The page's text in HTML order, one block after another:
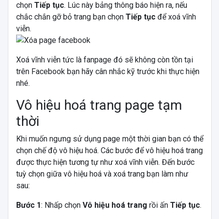
chọn Tiếp tục. Lúc này bảng thông báo hiện ra, nếu
chắc chắn gỡ bỏ trang bạn chọn Tiếp tụcđể xoá vĩnh
viễn.
Xoá vĩnh viễn tức là fanpage đó sẽ không còn tồn tại
trên Facebook bạn hãy cân nhắc kỹ trước khi thực hiện
nhé.
Vô hiệu hoá trang page tạm
thời
Khi muốn ngưng sử dụng page một thời gian bạn có thể
chọn chế độ vô hiệu hoá. Các bước để vô hiệu hoá trang
được thực hiện tương tự như xoá vĩnh viễn. Đến bước
tuỳ chọn giữa vô hiệu hoá và xoá trang bạn làm như
sau:
Bước 1: Nhấp chọn Vô hiệu hoá trang rồi ấn Tiếp tục.